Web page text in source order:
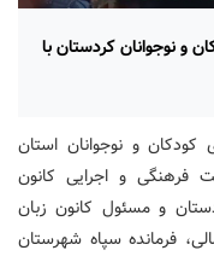
و نوجوانان کردستان با
و نوجوانان استان
فرهنگی و اجرایی کانون
و مسئول کانون زبان
فرمانده سپاه شهرستان